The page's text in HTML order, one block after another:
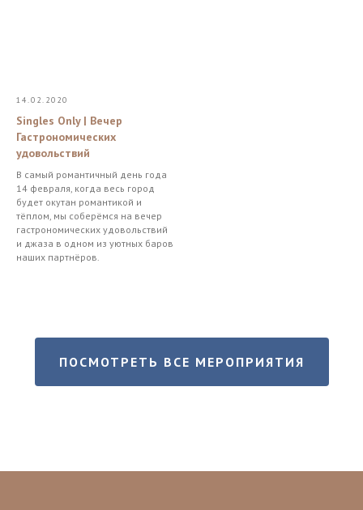
14.02.2020
Singles Only | Вечер
Гастрономических
удовольствий
В самый романтичный день года
14 февраля, когда весь город
будет окутан романтикой и
тёплом, мы соберёмся на вечер
гастрономических удовольствий
и джаза в одном из уютных баров
наших партнёров.
ПОСМОТРЕТЬ ВСЕ МЕРОПРИЯТИЯ